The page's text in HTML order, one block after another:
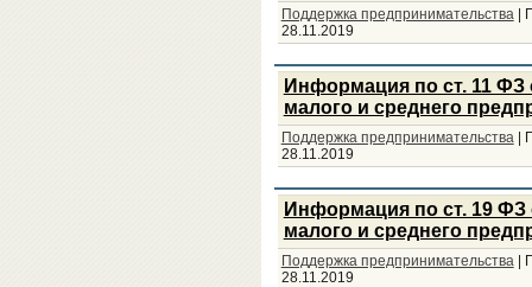
Поддержка предпринимательства|
28.11.2019
Информация по ст. 11 ФЗ
малого и среднего
Поддержка предпринимательства|
28.11.2019
Информация по ст. 19 ФЗ
малого и среднего
Поддержка предпринимательства|
28.11.2019